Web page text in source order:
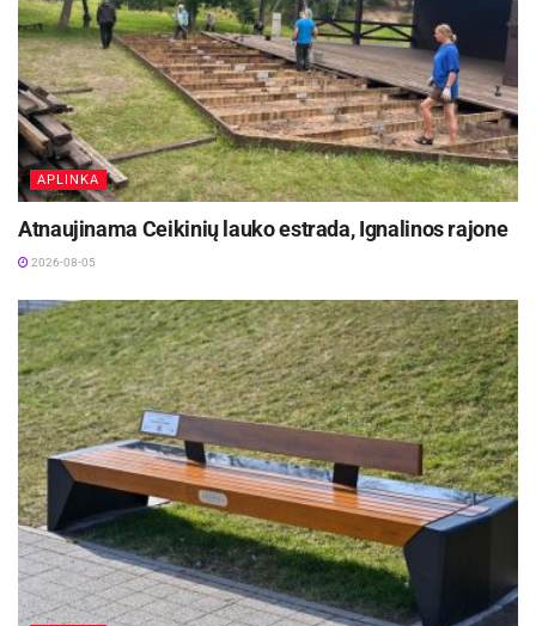
APLINKA
Atnaujinama Ceikinių lauko estrada, Ignalinos rajone
2026-08-05